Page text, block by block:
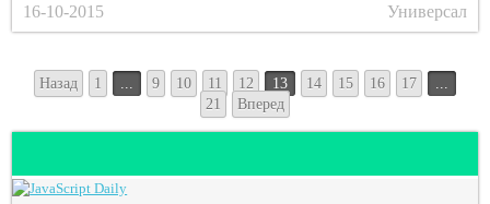
16-10-2015 Универсал
Назад 1 ... 9 10 11 12 13 14 15 16 17
...
21
Вперед